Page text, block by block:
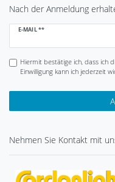
Nach der Anmeldung
E-MAIL **
Newsletter
Hiermit bestätige ich, dass ich
Einwilligung kann ich jederzeit
Nehmen Sie Kontakt mit